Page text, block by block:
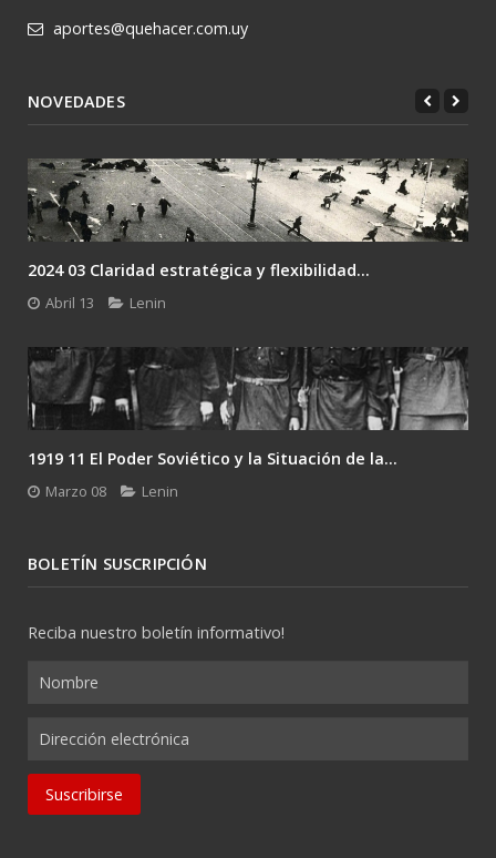
aportes@quehacer.com.uy
NOVEDADES
2024 03 Claridad estratégica y flexibilidad...
Abril 13 Lenin
1919 11 El Poder Soviético y la Situación de la...
Marzo 08 Lenin
BOLETÍN SUSCRIPCIÓN
Reciba nuestro boletín informativo!